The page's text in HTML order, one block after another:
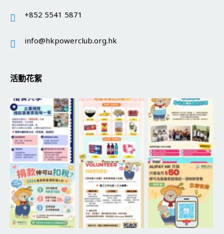
+852 5541 5871
info@hkpowerclub.org.hk
活動花絮